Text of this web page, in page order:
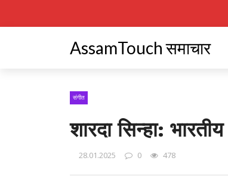
AssamTouch समाचार
संगीत
शारदा सिन्‍हा:
28.01.2025 0 478